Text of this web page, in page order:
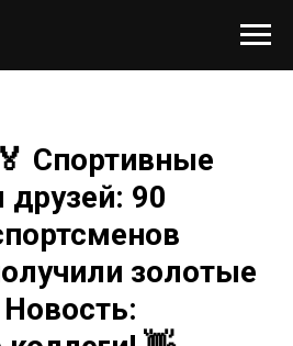
Спортивные
90
золотые